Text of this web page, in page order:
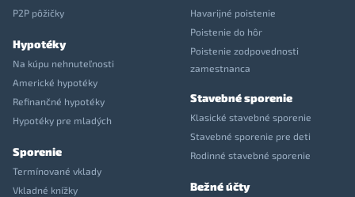
P2P pôžičky
Hypotéky
Na kúpu nehnuteľnosti
Americké hypotéky
Refinančné hypotéky
Hypotéky pre mladých
Sporenie
Termínované vklady
Vkladné knížky
Havarijné poistenie
Poistenie do hôr
Poistenie zodpovednosti
zamestnanca
Stavebné sporenie
Klasické stavebné sporenie
Stavebné sporenie pre deti
Rodinné stavebné sporenie
Bežné účty